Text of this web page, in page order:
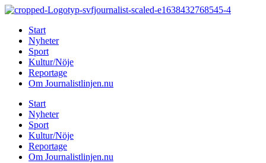
Hoppa
innehållStart
Nyheter
Sport
Kultur/Nöje
Reportage
Om Journalistlinjen.nu
Start
Nyheter
Sport
Kultur/Nöje
Reportage
Om Journalistlinjen.nu